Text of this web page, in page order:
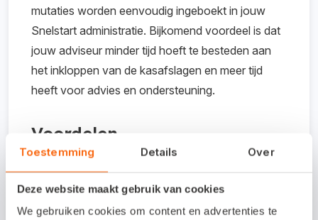
Toestemming Details Over
Deze website maakt gebruik van cookies
We gebruiken cookies om content en advertenties te
mutaties worden eenvoudig ingeboekt in jouw
Snelstart administratie. Bijkomend voordeel is dat
jouw adviseur minder tijd hoeft te besteden aan
het inkloppen van de kasafslagen en meer tijd
heeft voor advies en ondersteuning.
Voordelen
Geen papieren of Excel kasboek meer
Kasboek altijd bij de hand